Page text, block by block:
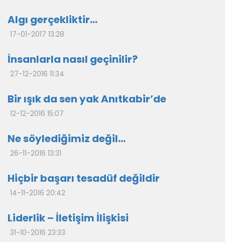
Algı gerçekliktir…
17-01-2017 13:28
İnsanlarla nasıl geçinilir?
27-12-2016 11:34
Bir ışık da sen yak Anıtkabir’de
12-12-2016 15:07
Ne söylediğimiz değil…
26-11-2016 13:31
Hiçbir başarı tesadüf değildir
14-11-2016 20:42
Liderlik – İletişim İlişkisi
31-10-2016 23:33